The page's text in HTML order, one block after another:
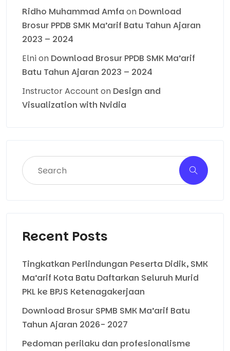
Ridho Muhammad Amfa on Download
Brosur PPDB SMK Ma’arif Batu Tahun Ajaran
2023 – 2024
Elnion Download Brosur PPDB SMK Ma’arif
Batu Tahun Ajaran 2023 – 2024
Instructor Accounton Design and
Visualization with Nvidia
Recent Posts
Tingkatkan Perlindungan Peserta Didik, SMK
Ma’arif Kota Batu Daftarkan Seluruh Murid
PKL ke BPJS Ketenagakerjaan
Download Brosur SPMB SMK Ma’arif Batu
Tahun Ajaran 2026- 2027
Pedoman perilaku dan profesionalisme